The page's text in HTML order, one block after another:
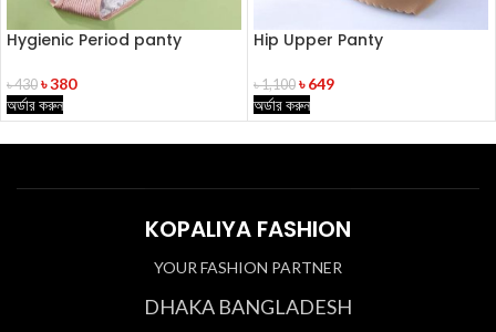
Hygienic Period panty
৳430 ৳380
অর্ডার করুন
Hip Upper Panty
৳1,100 ৳649
অর্ডার করুন
KOPALIYA FASHION
YOUR FASHION PARTNER
DHAKA BANGLADESH